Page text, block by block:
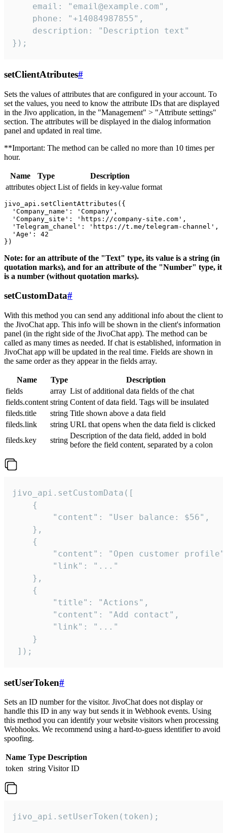
    email: "email@example.com",
    phone: "+14084987855",
    description: "Description text"
});
setClientAtributes#
Sets the values ​​of attributes that are configured in your account. To
set the values, you need to know the attribute IDs that are displayed
in the Jivo application, in the "Management" > "Attribute settings"
section. The attributes will be displayed in the dialog information
panel and updated in real time.
**Important: The method can be called no more than 10 times per
hour.
Name Type
Description
attributes object List of fields in key-value format
jivo_api.setClientAttributes({
  'Company_name': 'Company',
  'Company_site': 'https://company-site.com',
  'Telegram_chanel': 'https://t.me/telegram-channel',
  'Age': 42
Note: for an attribute of the "Text" type, its value is a string (in
quotation marks), and for an attribute of the "Number" type, it
is a number (without quotation marks).
setCustomData#
With this method you can send any additional info about the client to
the JivoChat app. This info will be shown in the client's information
panel (in the right side of the JivoChat app). The method can be
called as many times as needed. If chat is established, information in
JivoChat app will be updated in the real time. Fields are shown in
the same order as they appear in the fields array.
Name Type
Description
fields
array List of additional data fields of the chat
fields.content string Content of data field. Tags will be insulated
fileds.title
string Title shown above a data field
fileds.link
string URL that opens when the data field is clicked
fileds.key
string
Description of the data field, added in bold
before the field content, separated by a colon
jivo_api.setCustomData([
    {
        "content": "User balance: $56",
    },
    {
"content": "Open customer
        "link": "..."
    },
    {
        "title": "Actions",
        "content": "Add contact",
        "link": "..."
    }
]);
setUserToken#
Sets an ID number for the visitor. JivoChat does not display or
handle this ID in any way but sends it in Webhook events. Using
this method you can identify your website visitors when processing
Webhooks. We recommend using a hard-to-guess identifier to avoid
spoofing.
Name Type Description
token string Visitor ID
jivo_api.setUserToken(token);